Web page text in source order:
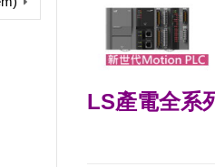
LS產電全系